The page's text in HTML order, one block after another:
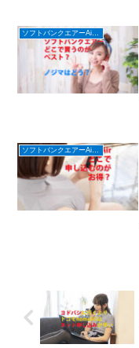
ソフトバンクエアーAirターミナル６ (ホームルーター)